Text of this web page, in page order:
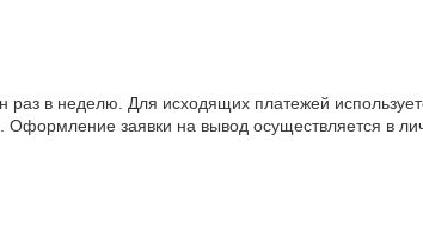
раз в неделю. Для исходящих платежей
Оформление заявки на вывод осуществляется в